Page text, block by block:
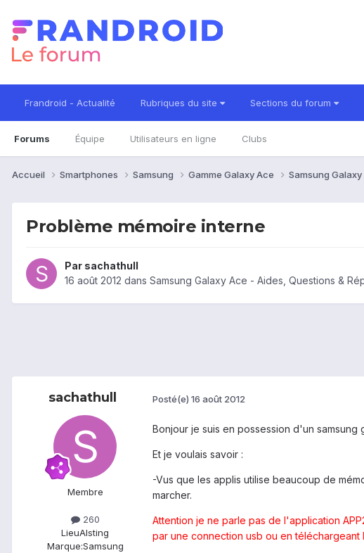
Frandroid - Actualité Rubriques du site Sections du forum
Forums Équipe Utilisateurs en ligne Clubs
Accueil Smartphones Samsung Gamme Galaxy Ace Samsung Galaxy
Problème mémoire interne
Par sachathull
16 août 2012 dans Samsung Galaxy Ace - Aides, Questions &
sachathull
Membre
260
LieuAlsting
Marque:Samsung
Posté(e) 16 août 2012
Bonjour je suis en possession d'un samsung
Et je voulais savoir :
-Vus que les applis utilise beaucoup de
marcher.
Attention je ne parle pas de l'application
par une connection usb ou en téléchargeant